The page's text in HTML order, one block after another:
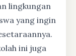
lingkungan
yang ingin
ini juga